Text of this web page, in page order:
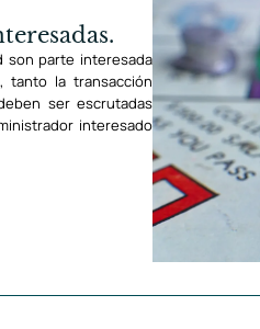
son parte interesada
tanto la transacción
ser escrutadas
interesado